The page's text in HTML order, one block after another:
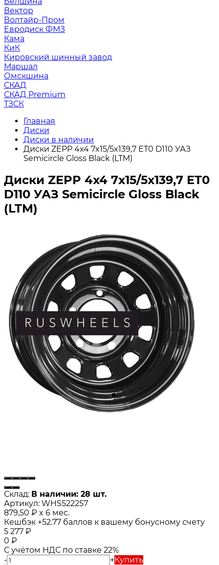
Вектор
Волтайр-Пром
Евродиск ФМЗ
Кама
КиК
Кировский шинный завод
Маршал
Омскшина
СКАД
СКАД Premium
ТЗСК
Главная
Диски
Диски в наличии
Диски ZEPP 4x4 7x15/5x139,7 ET0 D110 УАЗ
Semicircle Gloss Black (LTM)
Диски ZEPP 4x4 7x15/5x139,7 ET0
D110 УАЗ Semicircle Gloss Black
(LTM)
Склад: В наличии: 28 шт.
Артикул: WHS522257
879,50 ₽ x 6 мес.
Кешбэк +52.77 баллов к вашему бонусному счету
5 277 ₽
0 ₽
С учётом НДС по ставке 22%
-
+Купить